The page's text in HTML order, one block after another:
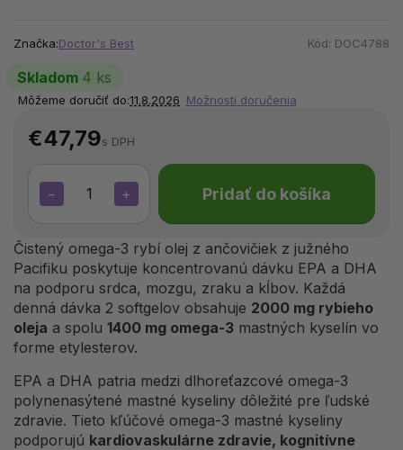
€47,79s DPH
+
− Pridať do košíka
Čistený omega-3 rybí olej z ančovičiek z južného
Pacifiku poskytuje koncentrovanú dávku EPA a DHA
na podporu srdca, mozgu, zraku a kĺbov. Každá
denná dávka 2 softgelov obsahuje 2000 mg rybieho
oleja a spolu 1400 mg omega-3 mastných kyselín vo
forme etylesterov.
EPA a DHA patria medzi dlhoreťazcové omega-3
polynenasýtené mastné kyseliny dôležité pre ľudské
zdravie. Tieto kľúčové omega-3 mastné kyseliny
podporujú kardiovaskulárne zdravie, kognitívne
Značka:Doctor's Best Kód: DOC4788
Skladom 4 ks
Môžeme doručiť do:11.8.2026 Možnosti doručenia